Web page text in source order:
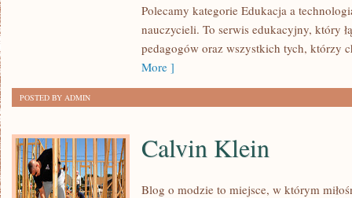
NAUCZANIAPolecamy kategorie Edukacja a
nauczycieli. To serwis edukacyjny, który
pedagogów oraz wszystkich tych, którzy
More ]
POSTED BY ADMIN
Calvin Klein
Blog o modzie to miejsce, w którym